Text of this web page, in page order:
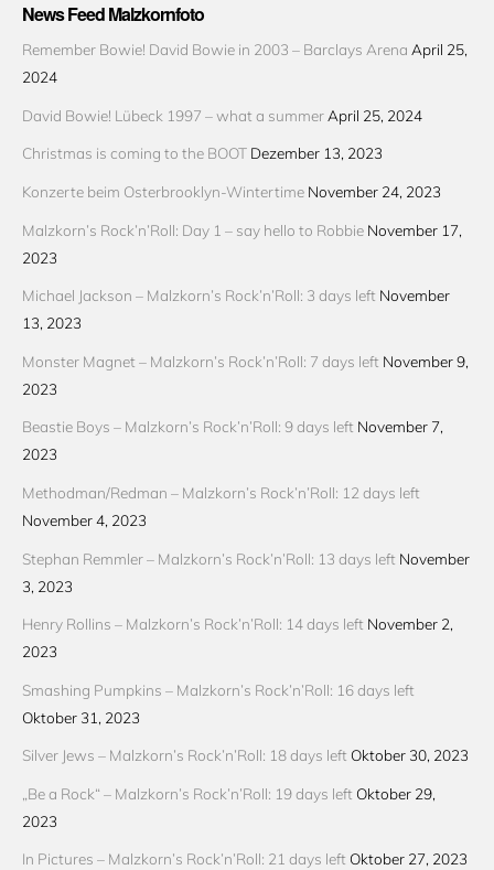
News Feed Malzkornfoto
Remember Bowie! David Bowie in 2003 – Barclays Arena April 25,
2024
David Bowie! Lübeck 1997 – what a summer April 25, 2024
Christmas is coming to the BOOT Dezember 13, 2023
Konzerte beim Osterbrooklyn-Wintertime November 24, 2023
Malzkorn’s Rock’n’Roll: Day 1 – say hello to Robbie November 17,
2023
Michael Jackson – Malzkorn’s Rock’n’Roll: 3 days left November
13, 2023
Monster Magnet – Malzkorn’s Rock’n’Roll: 7 days left November 9,
2023
Beastie Boys – Malzkorn’s Rock’n’Roll: 9 days left November 7,
2023
Methodman/Redman – Malzkorn’s Rock’n’Roll: 12 days left
November 4, 2023
Stephan Remmler – Malzkorn’s Rock’n’Roll: 13 days left November
3, 2023
Henry Rollins – Malzkorn’s Rock’n’Roll: 14 days left November 2,
2023
Smashing Pumpkins – Malzkorn’s Rock’n’Roll: 16 days left
Oktober 31, 2023
Silver Jews – Malzkorn’s Rock’n’Roll: 18 days left Oktober 30, 2023
„Be a Rock“ – Malzkorn’s Rock’n’Roll: 19 days left Oktober 29,
2023
In Pictures – Malzkorn’s Rock’n’Roll: 21 days left Oktober 27, 2023